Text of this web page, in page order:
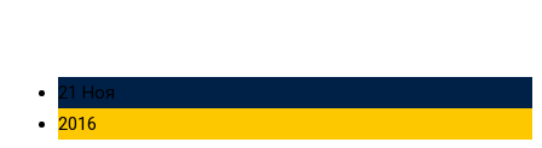
21 Ноя
2016